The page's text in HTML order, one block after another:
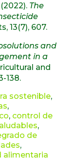
(2022). The
13(7), 607.
and
in a
and
138.
sostenible,
,
, control de
,
de
,
alimentaria